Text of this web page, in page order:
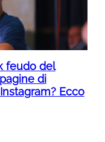
feudo del
di
Ecco